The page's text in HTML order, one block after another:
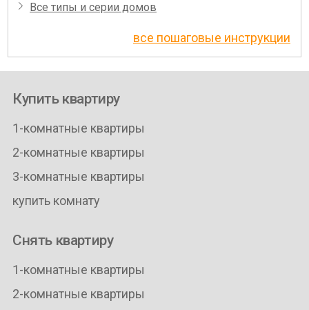
Все типы и серии домов
все пошаговые инструкции
Купить квартиру
1-комнатные квартиры
2-комнатные квартиры
3-комнатные квартиры
купить комнату
Снять квартиру
1-комнатные квартиры
2-комнатные квартиры